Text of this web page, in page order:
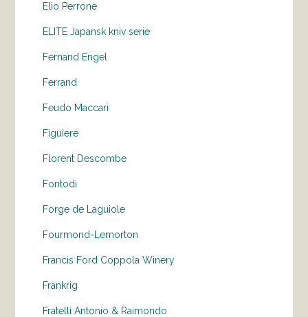
Elio Perrone
ELITE Japansk kniv serie
Fernand Engel
Ferrand
Feudo Maccari
Figuiere
Florent Descombe
Fontodi
Forge de Laguiole
Fourmond-Lemorton
Francis Ford Coppola Winery
Frankrig
Fratelli Antonio & Raimondo